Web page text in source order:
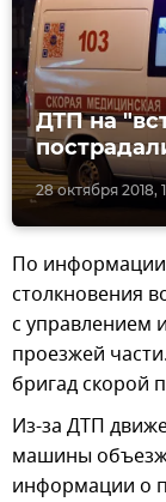
28 октября 2018,
ДТП на
По информации
столкновения
с управлением
проезжей
бригад скорой
Из-за ДТП
машины
информации о